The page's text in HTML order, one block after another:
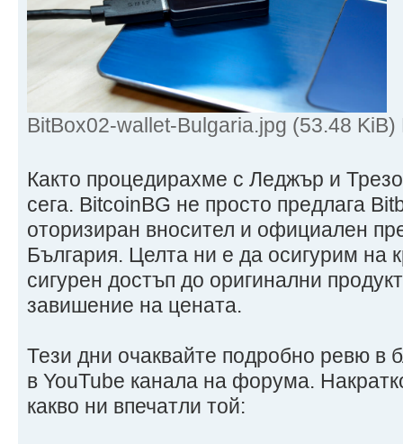
BitBox02-wallet-Bulgaria.jpg (53.48
Както процедирахме с Леджър и
сега. BitcoinBG не просто предлага
оторизиран вносител и официален
България. Целта ни е да осигурим на
сигурен достъп до оригинални
завишение на цената.
Тези дни очаквайте подробно ревю в
в YouTube канала на форума.
какво ни впечатли той: